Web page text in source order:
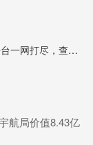
青海炒股配资 股票配资平台一网打尽，查询轻松搞定
航局价值8.43亿